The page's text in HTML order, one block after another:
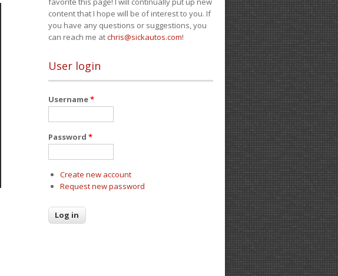
content that I hope will be of interest to you. If
you have any questions or suggestions, you
can reach me atchris@sickautos.com!
User login
Username*
Password *
Create new account
Request new password